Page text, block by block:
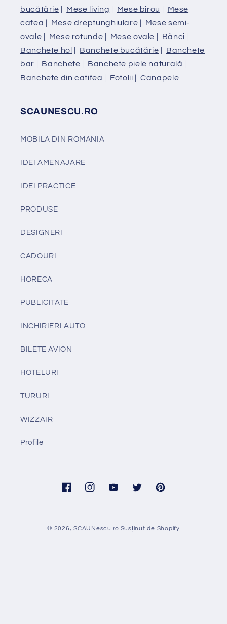
bucătărie | Mese living | Mese birou | Mese
cafea | Mese dreptunghiulare | Mese semi-
ovale | Mese rotunde | Mese ovale | Bănci |
Banchete hol | Banchete bucătărie | Banchete
bar | Banchete | Banchete piele naturală |
Banchete din catifea | Fotolii |Canapele
SCAUNESCU.RO
MOBILA DIN ROMANIA
IDEI AMENAJARE
IDEI PRACTICE
PRODUSE
DESIGNERI
CADOURI
HORECA
PUBLICITATE
INCHIRIERI AUTO
BILETE AVION
HOTELURI
TURURI
WIZZAIR
Profile
FacebookInstagramYouTubeTwitter Pinterest
© 2026,SCAUNescu.ro Susținut de Shopify